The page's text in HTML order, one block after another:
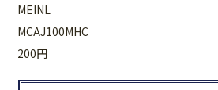
MEINL
MCAJ100MHC
200円